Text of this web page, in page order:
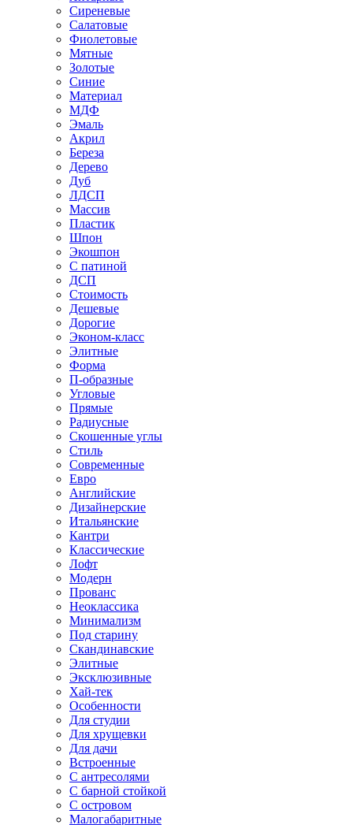
Сиреневые
Салатовые
Фиолетовые
Мятные
Золотые
Синие
Материал
МДФ
Эмаль
Акрил
Береза
Дерево
Дуб
ЛДСП
Массив
Пластик
Шпон
Экошпон
С патиной
ДСП
Стоимость
Дешевые
Дорогие
Эконом-класс
Элитные
Форма
П-образные
Угловые
Прямые
Радиусные
Скошенные углы
Стиль
Современные
Евро
Английские
Дизайнерские
Итальянские
Кантри
Классические
Лофт
Модерн
Прованс
Неоклассика
Минимализм
Под старину
Скандинавские
Элитные
Эксклюзивные
Хай-тек
Особенности
Для студии
Для хрущевки
Для дачи
Встроенные
С антресолями
С барной стойкой
С островом
Малогабаритные